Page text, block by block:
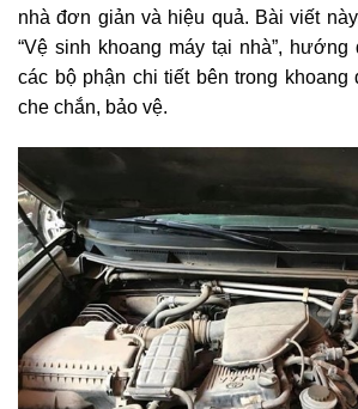
nhà đơn giản và hiệu quả. Bài viết
“Vệ sinh khoang máy tại nhà”,
các bộ phận chi tiết bên trong
che chắn, bảo vệ.